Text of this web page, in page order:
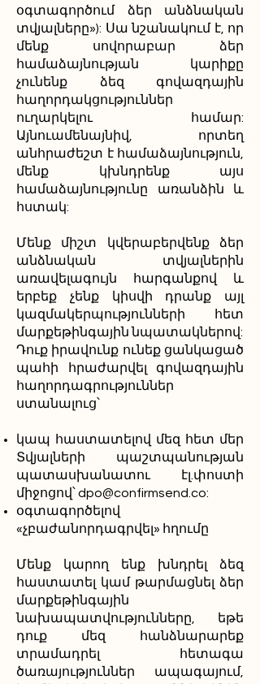
օգտագործում ձեր անձնական
տվյալները»): Սա նշանակում է, որ
մենք սովորաբար ձեր
համաձայնության կարիքը
չունենք ձեզ գովազդային
հաղորդակցություններ
ուղարկելու համար:
Այնուամենայնիվ, որտեղ
անհրաժեշտ է համաձայնություն,
մենք կխնդրենք այս
համաձայնությունը առանձին և
հստակ:
Մենք միշտ կվերաբերվենք ձեր
անձնական տվյալներին
առավելագույն հարգանքով և
երբեք չենք կիսվի դրանք այլ
կազմակերպությունների հետ
մարքեթինգային նպատակներով:
Դուք իրավունք ունեք ցանկացած
պահի հրաժարվել գովազդային
հաղորդագրություններ
ստանալուց՝
կապ հաստատելով մեզ հետ մեր
Տվյալների պաշտպանության
պատասխանատու էլ.փոստի
միջոցով՝dpo@confirmsend.co:
օգտագործելով
«չբաժանորդագրվել» հղումը
Մենք կարող ենք խնդրել ձեզ
հաստատել կամ թարմացնել ձեր
մարքեթինգային
նախապատվությունները, եթե
դուք մեզ հանձնարարեք
տրամադրել հետագա
ծառայություններ ապագայում,